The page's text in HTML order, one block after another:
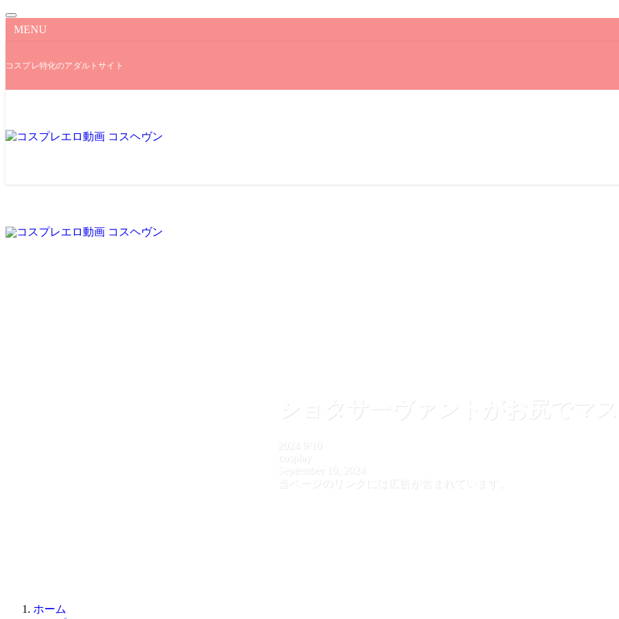
MENU
コスプレ特化のアダルトサイト
ショタサーヴァントがお尻でマ
2024 9/10
cosplay
September 10, 2024
当ページのリンクには広告が含まれています。
ホーム